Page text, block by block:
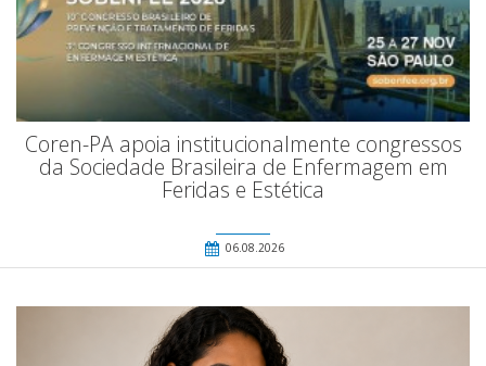
Coren-PA apoia institucionalmente congressos
da Sociedade Brasileira de Enfermagem em
Feridas e Estética
06.08.2026